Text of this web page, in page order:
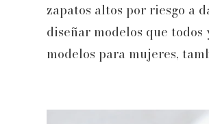
zapatos altos por riesgo a
diseñar modelos que
modelos para mujeres,